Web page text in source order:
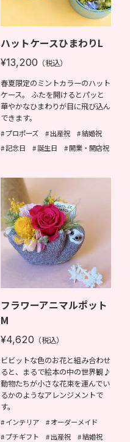
ハットケースひまわりL
¥13,200 （税込）
春夏限定のミントカラーのハット
ケース。 ふたを開けるとパッと
華やかなひまわりが目に飛び込ん
できます。
プロポーズ 出産祝
結婚祝
記念日
誕生日 開業・開店祝
フラワーアニマルポット
M
¥4,620 （税込）
ビビットな色のお花と組み合わせ
ると、まるで絵本の中の世界観♪
動物たちが小さな花束を運んでい
るかのようなアレンジメントで
す。
インテリア
オーダーメイド
プチギフト
出産祝
結婚祝